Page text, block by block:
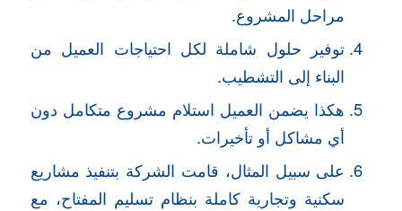
مراحل المشروع.
توفير حلول شاملة لكل احتياجات العميل من
البناء إلى التشطيب.
هكذا يضمن العميل استلام مشروع متكامل دون
أي مشاكل أو تأخيرات.
على سبيل المثال، قامت الشركة بتنفيذ مشاريع
سكنية وتجارية كاملة بنظام تسليم المفتاح، مع